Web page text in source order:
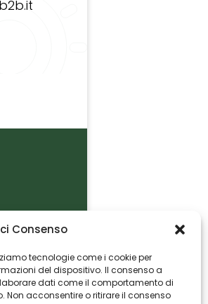
Consenso
tecnologie come i cookie per
del dispositivo. Il consenso a
dati come il comportamento di
Non acconsentire o ritirare il consenso